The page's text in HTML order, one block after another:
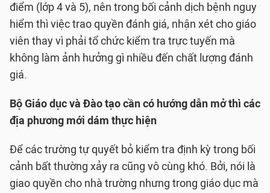
điểm (lớp 4 và 5), nên trong bối cảnh dịch bệnh nguy
hiểm thì việc trao quyền đánh giá, nhận xét cho giáo
viên thay vì phải tổ chức kiểm tra trực tuyến mà
không làm ảnh hưởng gì nhiều đến chất lượng đánh
giá.
Bộ Giáo dục và Đào tạo cần có hướng dẫn mở thì các
địa phương mới dám thực hiện
Để các trường tự quyết bỏ kiểm tra định kỳ trong bối
cảnh bất thường xảy ra cũng vô cùng khó. Bởi, nói là
giao quyền cho nhà trường nhưng trong giáo dục mà